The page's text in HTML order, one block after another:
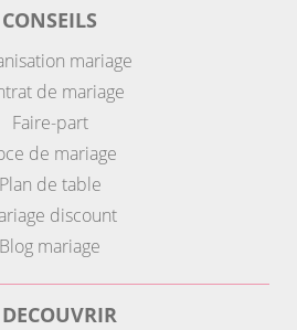
CONSEILS
mariage
de mariage
Faire-part
de mariage
Plan de table
discount
Blog mariage